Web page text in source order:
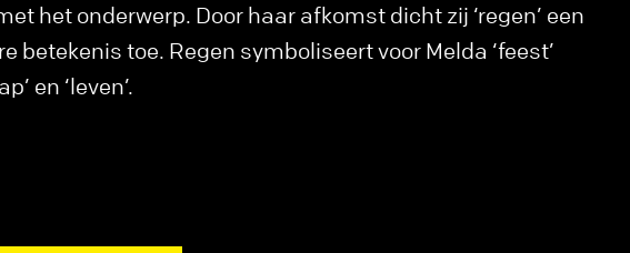
het onderwerp. Door haar afkomst dicht zij ‘regen’ een
betekenis toe. Regen symboliseert voor Melda ‘feest’
en ‘leven’.